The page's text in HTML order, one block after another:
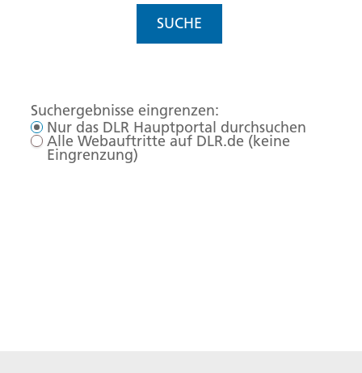
SUCHE
Suchergebnisse eingrenzen:
Nur das DLR Hauptportal durchsuchen
Alle Webauftritte auf DLR.de (keine
Eingrenzung)